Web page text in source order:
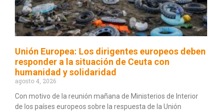
Unión Europea: Los dirigentes europeos deben
responder a la situación de Ceuta con
humanidad y solidaridad
agosto 4, 2026
Con motivo de la reunión mañana de Ministerios de Interior
de los países europeos sobre la respuesta de la Unión